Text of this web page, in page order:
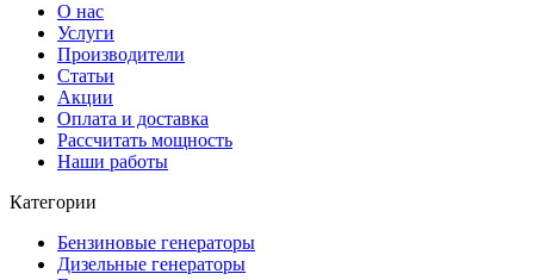
О нас
Услуги
Производители
Статьи
Акции
Оплата и доставка
Рассчитать мощность
Наши работы
Категории
Бензиновые генераторы
Дизельные генераторы